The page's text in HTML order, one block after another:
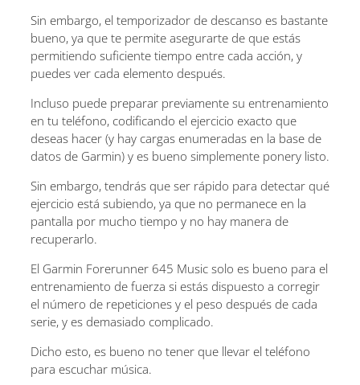
Sin embargo, el temporizador de descanso es bastante
bueno, ya que te permite asegurarte de que estás
permitiendo suficiente tiempo entre cada acción, y
puedes ver cada elemento después.
Incluso puede preparar previamente su entrenamiento
en tu teléfono, codificando el ejercicio exacto que
deseas hacer (y hay cargas enumeradas en la base de
datos de Garmin) y es bueno simplemente ponery listo.
Sin embargo, tendrás que ser rápido para detectar qué
ejercicio está subiendo, ya que no permanece en la
pantalla por mucho tiempo y no hay manera de
recuperarlo.
El Garmin Forerunner 645 Music solo es bueno para el
entrenamiento de fuerza si estás dispuesto a corregir
el número de repeticiones y el peso después de cada
serie, y es demasiado complicado.
Dicho esto, es bueno no tener que llevar el teléfono
para escuchar música.